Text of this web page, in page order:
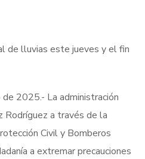
de lluvias este jueves y el fin
2025.- La administración
Rodríguez a través de la
Civil y Bomberos
a extremar precauciones